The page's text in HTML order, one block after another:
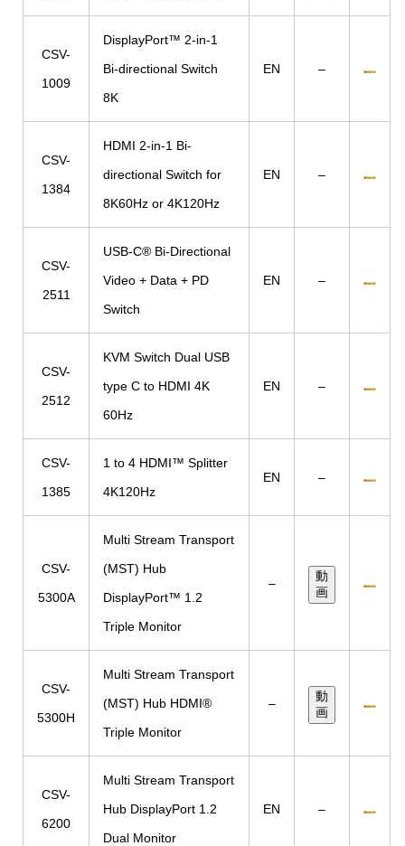
CSV-
1009
DisplayPort™ 2-in-1
Bi-directional Switch
8K
EN –
CSV-
1384
HDMI 2-in-1 Bi-
directional Switch for
8K60Hz or 4K120Hz
EN –
CSV-
2511
USB-C® Bi-Directional
Video + Data + PD
Switch
EN –
CSV-
2512
KVM Switch Dual USB
type C to HDMI 4K
60Hz
EN –
CSV-
1385
1 to 4 HDMI™ Splitter
4K120Hz
EN –
CSV-
5300A
Multi Stream Transport
(MST) Hub
DisplayPort™ 1.2
Triple Monitor
–
動
画
CSV-
5300H
Multi Stream Transport
(MST) Hub HDMI®
Triple Monitor
–
動
画
CSV-
6200
Multi Stream Transport
Hub DisplayPort 1.2
Dual Monitor
EN –